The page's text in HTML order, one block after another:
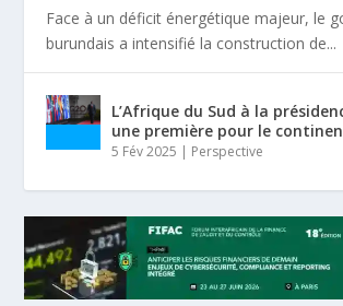
Face à un déficit énergétique majeur, le
burundais a intensifié la construction de...
L’Afrique du Sud à la
une première pour le
5 Fév 2025 | Perspective